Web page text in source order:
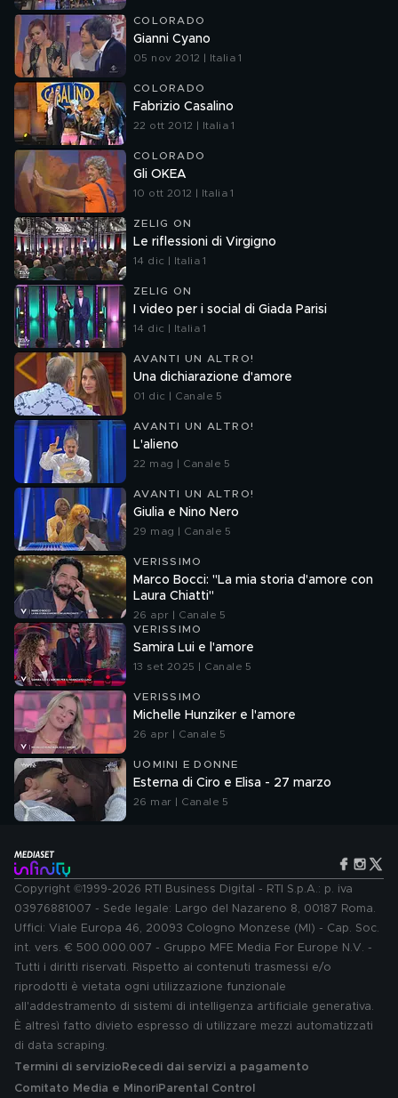
COLORADO
Gianni Cyano
05 nov 2012 | Italia 1
COLORADO
Fabrizio Casalino
22 ott 2012 | Italia 1
COLORADO
Gli OKEA
10 ott 2012 | Italia 1
ZELIG ON
Le riflessioni di Virgigno
14 dic | Italia 1
ZELIG ON
I video per i social di Giada Parisi
14 dic | Italia 1
AVANTI UN ALTRO!
Una dichiarazione d'amore
01 dic | Canale 5
AVANTI UN ALTRO!
L'alieno
22 mag | Canale 5
AVANTI UN ALTRO!
Giulia e Nino Nero
29 mag | Canale 5
VERISSIMO
Marco Bocci: "La mia storia d'amore con
Laura Chiatti"
26 apr | Canale 5
VERISSIMO
Samira Lui e l'amore
13 set 2025 | Canale 5
VERISSIMO
Michelle Hunziker e l'amore
26 apr | Canale 5
UOMINI E DONNE
Esterna di Ciro e Elisa - 27 marzo
26 mar | Canale 5
Copyright ©1999-2026 RTI Business Digital - RTI S.p.A.: p. iva
03976881007 - Sede legale: Largo del Nazareno 8, 00187 Roma.
Uffici: Viale Europa 46, 20093 Cologno Monzese (MI) - Cap. Soc.
int. vers. € 500.000.007 - Gruppo MFE Media For Europe N.V. -
Tutti i diritti riservati. Rispetto ai contenuti trasmessi e/o
riprodotti è vietata ogni utilizzazione funzionale
all'addestramento di sistemi di intelligenza artificiale generativa.
È altresì fatto divieto espresso di utilizzare mezzi automatizzati
di data scraping.
Termini di servizio Recedi dai servizi a pagamento
Comitato Media e MinoriParental Control